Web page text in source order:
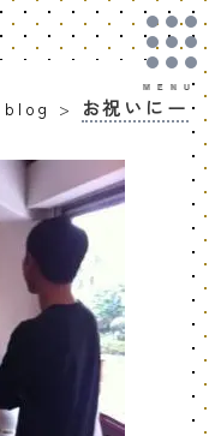
blog > お祝いにー